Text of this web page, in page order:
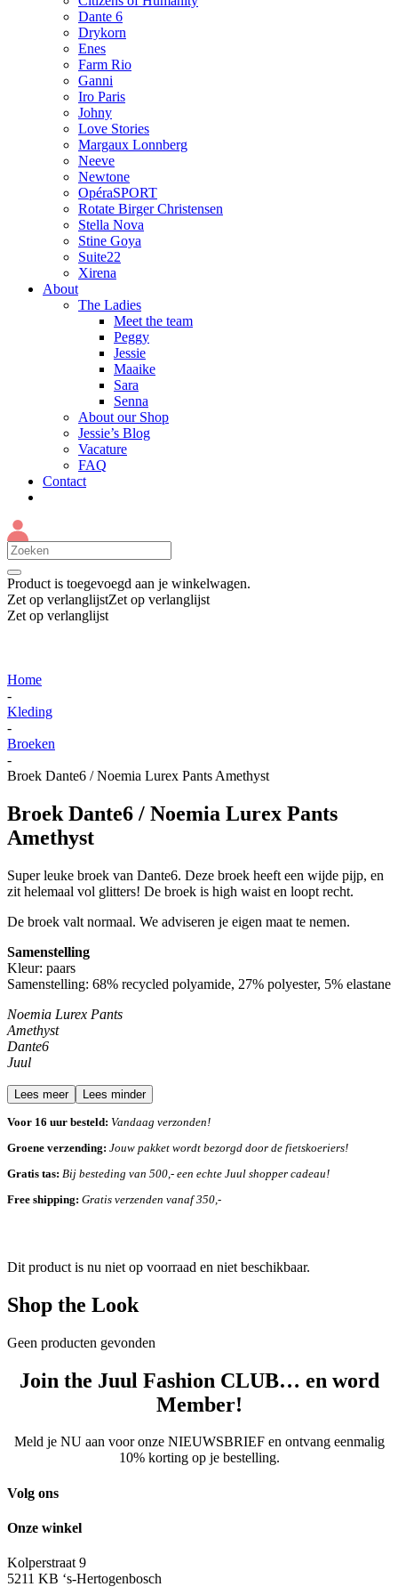
Dante 6
Drykorn
Enes
Farm Rio
Ganni
Iro Paris
Johny
Love Stories
Margaux Lonnberg
Neeve
Newtone
OpéraSPORT
Rotate Birger Christensen
Stella Nova
Stine Goya
Suite22
Xirena
About
The Ladies
Meet the team
Peggy
Jessie
Maaike
Sara
Senna
About our Shop
Jessie’s Blog
Vacature
FAQ
Contact
Product is toegevoegd aan je winkelwagen.
Zet op verlanglijstZet op verlanglijst
Zet op verlanglijst
Home
-
Kleding
-
Broeken
-
Broek Dante6 / Noemia Lurex Pants Amethyst
Broek Dante6 / Noemia Lurex Pants
Amethyst
Super leuke broek van Dante6. Deze broek heeft een wijde pijp, en
zit helemaal vol glitters! De broek is high waist en loopt recht.
De broek valt normaal. We adviseren je eigen maat te nemen.
Samenstelling
Kleur: paars
Samenstelling: 68% recycled polyamide, 27% polyester, 5% elastane
Noemia Lurex Pants
Amethyst
Dante6
Juul
Lees meer Lees minder
Voor 16 uur besteld: Vandaag verzonden!
Groene verzending: Jouw pakket wordt bezorgd door de fietskoeriers!
Gratis tas: Bij besteding van 500,- een echte Juul shopper cadeau!
Free shipping: Gratis verzenden vanaf 350,-
Dit product is nu niet op voorraad en niet beschikbaar.
Shop the Look
Geen producten gevonden
Join the Juul Fashion CLUB… en word
Member!
Meld je NU aan voor onze NIEUWSBRIEF en ontvang eenmalig
10% korting op je bestelling.
Volg ons
Onze winkel
Kolperstraat 9
5211 KB ‘s-Hertogenbosch